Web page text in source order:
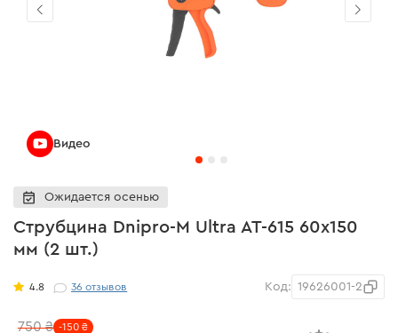
Струбцина Dnipro-M Ultra AT-615 60х150
мм (2 шт.)
4.8 36отзывов Код: 19626001-2
750 ₴ -150 ₴
Ожидается осенью
Видео